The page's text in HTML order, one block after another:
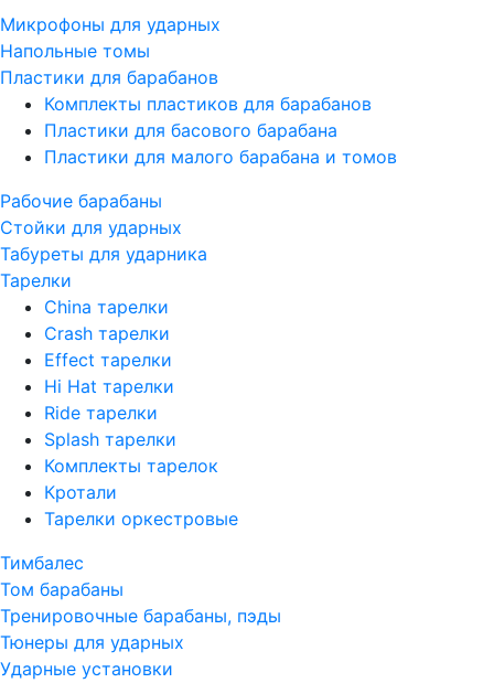
Микрофоны для ударных
Напольные томы
Пластики для барабанов
Комплекты пластиков для барабанов
Пластики для басового барабана
Пластики для малого барабана и томов
Рабочие барабаны
Стойки для ударных
Табуреты для ударника
Тарелки
China тарелки
Crash тарелки
Effect тарелки
Hi Hat тарелки
Ride тарелки
Splash тарелки
Комплекты тарелок
Кротали
Тарелки оркестровые
Тимбалес
Том барабаны
Тренировочные барабаны, пэды
Тюнеры для ударных
Ударные установки